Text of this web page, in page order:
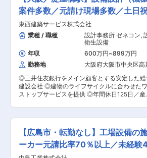
イクル全体を支援し、持続可能で強靭な社会
づくりを目指しています。 変更の範囲：会社の定
める業務
しており、現場とのやりとりもスマートフォン
どで行うことも可能です。また、社用車貸与
り、直行直帰も可能です。 ■入社後の流れ： ド
ラッグストアなどの空調や給排水工事の現場管
を担当→積算対応(見積システムがあるので、
を活用する)→発注企業様からの工事仕様に応じ
て、検討・設計(外注に出す場合もあります)作業
を施工管理業務と並行して従事して頂きます
業業務は現場業務を通じて人脈をふやして頂い
後にお願いする予定にしている(現場での取引先
の打ち合わせなどの延長線で新たな工事受注
くスタイルです)。施工管理経験があれは当社の
・スギ薬局を中心に数多くの施工実績がござ
す。これらの実績が高く評価され、現在も継
更の範囲：会社の定める業務
内容 スーパーゼネコンの一角で、東京ミッド
ン・あべのハルカス・渋谷パルコ等数多くの代
的建築物を手掛ける当社にて、設備設計業務を
任せします。 ■業務詳細 ・建物の空調・衛生・
電気設備等の設計業務（基本設計・実施設計・
事監理） ・設備システムの計画立案、負荷計算
機器選定、配管・ダクト・電気の経路検討 ・含
社内外プロジェクト関係者との調整やそれに
各種資料、図面及び３Dモデル作成 ■作品例 東京
タワー、日本武道館、あべのハルカス、東京ミ
ドタウン、東京ドーム、大阪ドーム他多数 ■就業
環境 ・働き方の意識改革が進み、4週8休の徹
を行っています。19時にはほとんどの社員が
ます。 ・平均年齢44歳。若手からベテランま
幅広い方が活躍中！ └再雇用制度有で長期就
可能な体制です！ ・平均勤続年数18.9年、福
生が充実しています。 ・勤怠管理：パソコンの
案件多数／元請け現場多数／土日
東西建築サービス株式会社
業種 / 職種
設計事務所 ゼネコン,
衛生設備
年収
600万円~899万円
勤務地
大阪府大阪市中央区高
◎三井住友銀行をメイン顧客とする安定した総
建設会社 ◎建物のライフサイクルに合わせた
ストップサービスを提供 ◎年間休日125日／産
門性の高い案件を扱っている当社で、店舗や
施設、オフィスビル、公共施設などの機械設備
計業務をお任せします。 ■職務詳細： 当社の設
計の特徴として、銀行の案件の場合は他の建
りも堅牢なセキュリティが求められ、壁に特
【広島市・転勤なし】工場設備の
ーカー元請比率70％以上／未経験